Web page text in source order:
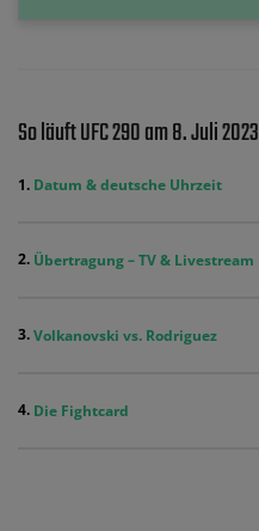
So läuft UFC 290 am 8. Juli 2023
Datum & deutsche Uhrzeit
Übertragung – TV & Livestream
Volkanovski vs. Rodriguez
Die Fightcard